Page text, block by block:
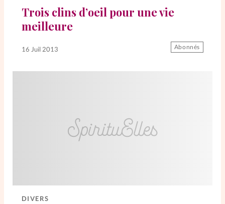
Trois clins d’oeil pour une vie
meilleure
16 Juil 2013 Abonnés
DIVERS